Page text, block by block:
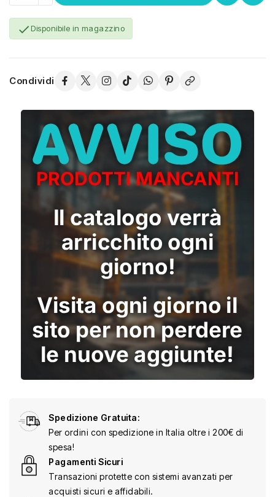
Disponibile in magazzino
Condividi
Spedizione Gratuita:
Per ordini con spedizione in Italia oltre i 200€ di
spesa!
Pagamenti Sicuri
Transazioni protette con sistemi avanzati per
acquisti sicuri e affidabili.